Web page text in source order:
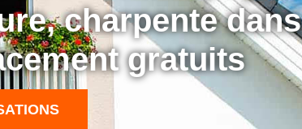
charpente dans
gratuits